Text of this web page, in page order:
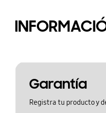
Garantía
Registra tu producto y